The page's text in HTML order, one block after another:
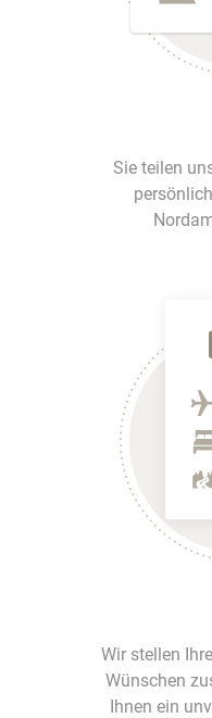
Sie teilen
Wir stellen
Wünschen
Ihnen ein